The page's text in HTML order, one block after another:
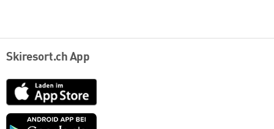
Skiresort.ch App
App
Store
Google